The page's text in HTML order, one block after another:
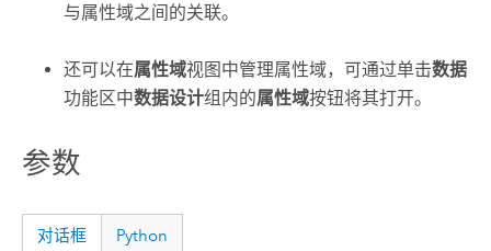
与属性域之间的关联。
还可以在属性域视图中管理属性域，可通过单击数据
功能区中数据设计组内的属性域按钮将其打开。
参数
对话框 Python